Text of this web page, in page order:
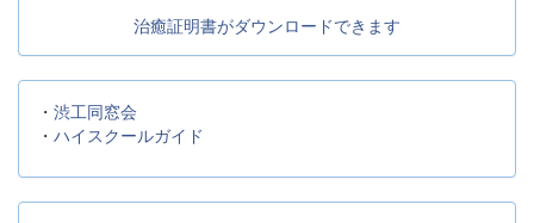
治癒証明書がダウンロードできます
・ 渋工同窓会
・ ハイスクールガイド